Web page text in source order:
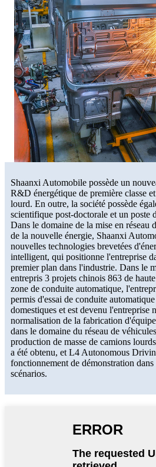
Shaanxi Automobile possède un
R&D énergétique de première classe
lourd. En outre, la société possède
scientifique post-doctorale et un poste
Dans le domaine de la mise en réseau
de la nouvelle énergie, Shaanxi
nouvelles technologies brevetées
intelligent, qui positionne l'entreprise
premier plan dans l'industrie. Dans le
entrepris 3 projets chinois 863 de
zone de conduite automatique,
permis d'essai de conduite
domestiques et est devenu l'entreprise
normalisation de la fabrication
dans le domaine du réseau de
production de masse de camions
a été obtenu, et L4 Autonomous
fonctionnement de démonstration dans
scénarios.